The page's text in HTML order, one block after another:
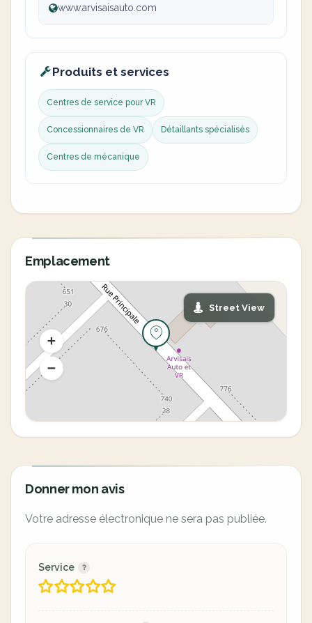
www.arvisaisauto.com
Produits et services
Centres de service pour VR
Concessionnaires de VR Détaillants spécialisés
Centres de mécanique
Emplacement
Street View
Donner mon avis
Votre adresse électronique ne sera pas publiée.
Service